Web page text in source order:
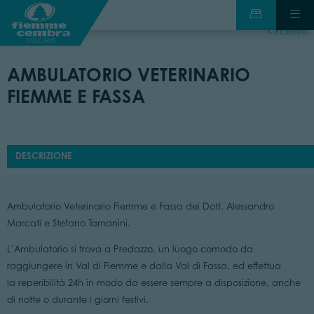
indietro
AMBULATORIO VETERINARIO
FIEMME E FASSA
DESCRIZIONE
Ambulatorio Veterinario Fiemme e Fassa dei Dott. Alessandro
Marcati e Stefano Tamanini.
L’Ambulatorio si trova a Predazzo, un luogo comodo da
raggiungere in Val di Fiemme e dalla Val di Fassa, ed effettua
la reperibilità 24h in modo da essere sempre a disposizione, anche
di notte o durante i giorni festivi.